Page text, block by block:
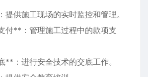
供施工现场的实时监控和管理。
付**：管理施工过程中的款项支
**：进行安全技术的交底工作。